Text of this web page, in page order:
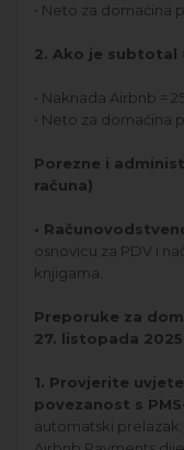
• Neto za domaćina
2. Ako je subtotal
• Naknada Airbnb =
• Neto za domaćina
Porezne i
računa)
•
osnovicu za PDV i
knjigama.
Preporuke za
27. listopada
1. Provjerite
povezanost s
automatski